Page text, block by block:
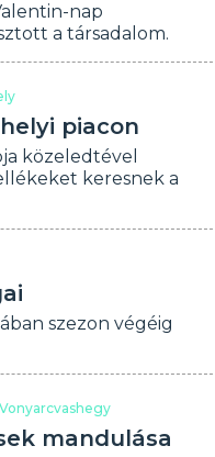
nap
a társadalom.
piacon
közeledtével
keresnek a
szezon végéig
mandulása